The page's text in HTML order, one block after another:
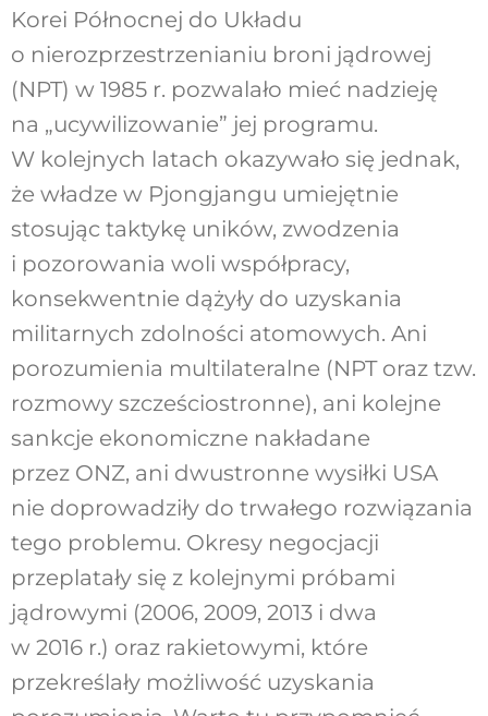
Korei Północnej do Układu
o nierozprzestrzenianiu broni jądrowej
(NPT) w 1985 r. pozwalało mieć nadzieję
na „ucywilizowanie” jej programu.
W kolejnych latach okazywało się jednak,
że władze w Pjongjangu umiejętnie
stosując taktykę uników, zwodzenia
i pozorowania woli współpracy,
konsekwentnie dążyły do uzyskania
militarnych zdolności atomowych. Ani
porozumienia multilateralne (NPT oraz tzw.
rozmowy szcześciostronne), ani kolejne
sankcje ekonomiczne nakładane
przez ONZ, ani dwustronne wysiłki USA
nie doprowadziły do trwałego rozwiązania
tego problemu. Okresy negocjacji
przeplatały się z kolejnymi próbami
jądrowymi (2006, 2009, 2013 i dwa
w 2016 r.) oraz rakietowymi, które
przekreślały możliwość uzyskania